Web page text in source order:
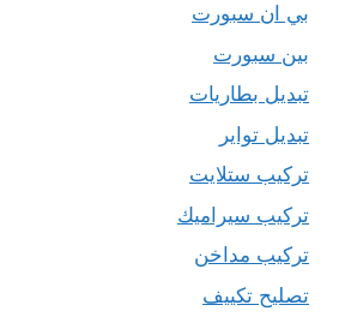
بي ان سبورت
بين سبورت
تبديل بطاريات
تبديل تواير
تركيب ستلايت
تركيب سيراميك
تركيب مداخن
تصليح تكييف